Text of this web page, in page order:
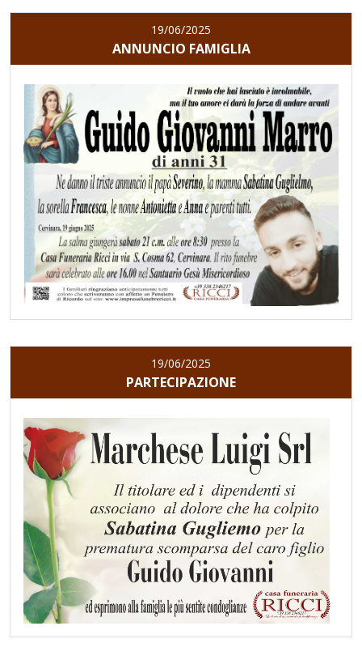
19/06/2025
ANNUNCIO FAMIGLIA
19/06/2025
PARTECIPAZIONE